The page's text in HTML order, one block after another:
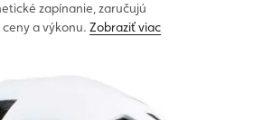
zapínanie, zaručujú
a výkonu. Zobraziť viac